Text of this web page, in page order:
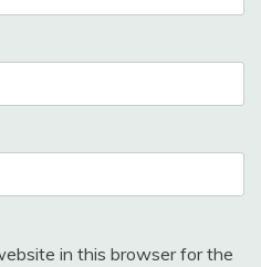
in this browser for the